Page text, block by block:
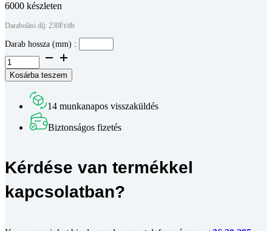
6000 készleten
Darabolási díj: 230Ft/db
Darab hossza (mm) :
Aluprofil
-
40x40
oldalon
méretre
Kosárba teszem
14 munkanapos visszaküldés
Biztonságos fizetés
Kérdése van termékkel
kapcsolatban?